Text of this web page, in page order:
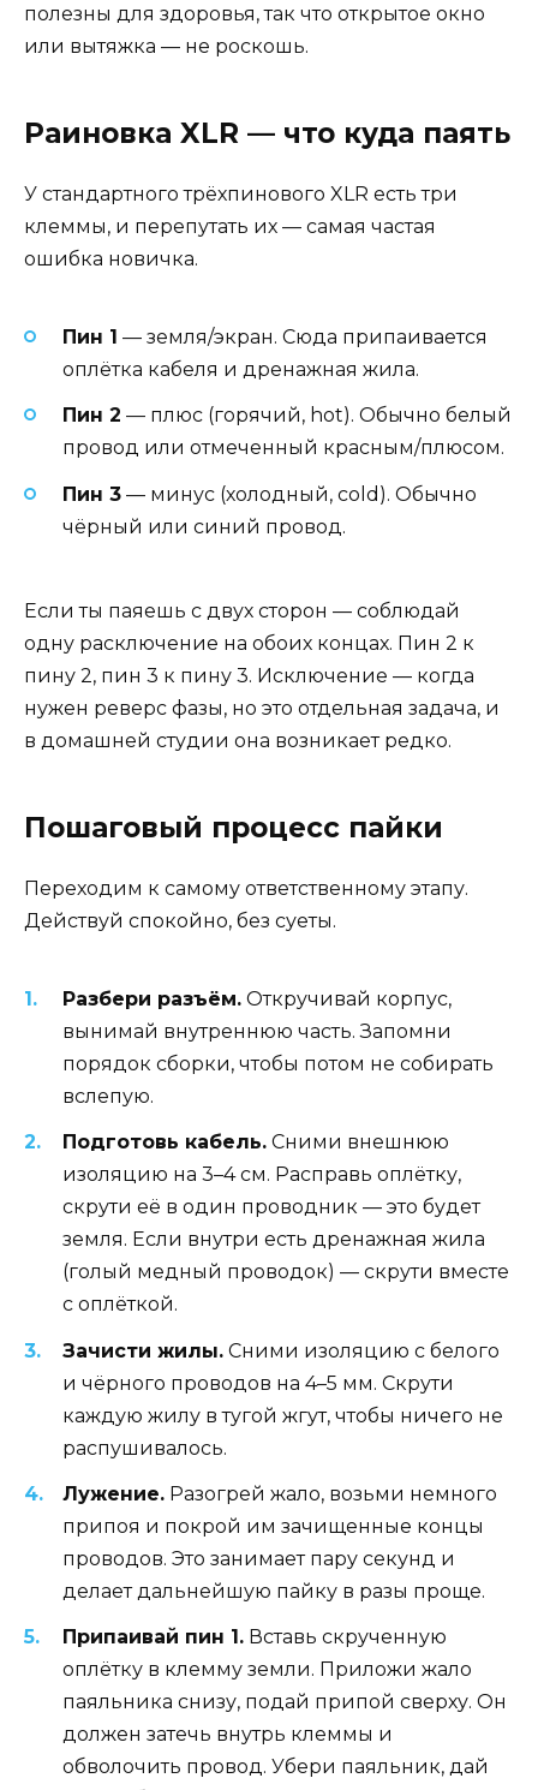
полезны для здоровья, так что открытое окно
или вытяжка — не роскошь.
Раиновка XLR — что куда паять
У стандартного трёхпинового XLR есть три
клеммы, и перепутать их — самая частая
ошибка новичка.
Пин 1 — земля/экран. Сюда припаивается
оплётка кабеля и дренажная жила.
Пин 2 — плюс (горячий, hot). Обычно белый
провод или отмеченный красным/плюсом.
Пин 3 — минус (холодный, cold). Обычно
чёрный или синий провод.
Если ты паяешь с двух сторон — соблюдай
одну расключение на обоих концах. Пин 2 к
пину 2, пин 3 к пину 3. Исключение — когда
нужен реверс фазы, но это отдельная задача, и
в домашней студии она возникает редко.
Пошаговый процесс пайки
Переходим к самому ответственному этапу.
Действуй спокойно, без суеты.
Разбери разъём. Откручивай корпус,
вынимай внутреннюю часть. Запомни
порядок сборки, чтобы потом не собирать
вслепую.
Подготовь кабель. Сними внешнюю
изоляцию на 3–4 см. Расправь оплётку,
скрути её в один проводник — это будет
земля. Если внутри есть дренажная жила
(голый медный проводок) — скрути вместе
с оплёткой.
Зачисти жилы. Сними изоляцию с белого
и чёрного проводов на 4–5 мм. Скрути
каждую жилу в тугой жгут, чтобы ничего не
распушивалось.
Лужение. Разогрей жало, возьми немного
припоя и покрой им зачищенные концы
проводов. Это занимает пару секунд и
делает дальнейшую пайку в разы проще.
Припаивай пин 1. Вставь скрученную
оплётку в клемму земли. Приложи жало
паяльника снизу, подай припой сверху. Он
должен затечь внутрь клеммы и
обволочить провод. Убери паяльник, дай